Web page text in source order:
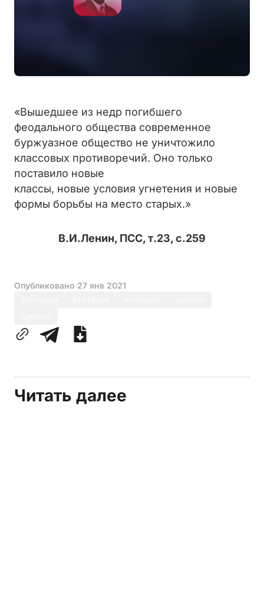
«Вышедшее из недр погибшего
феодального общества современное
буржуазное общество не уничтожило
классовых противоречий. Оно только
поставило новые
классы, новые условия угнетения и новые
формы борьбы на место старых.»
В.И.Ленин, ПСС, т.23, с.259
Опубликовано 27 янв 2021
Читать далее